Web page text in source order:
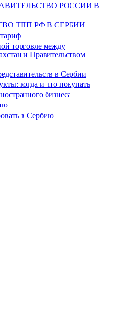
РОССИИ В
ТПП РФ В СЕРБИИ
торговле между
и Правительством
в Сербии
когда и что покупать
бизнеса
в Сербию